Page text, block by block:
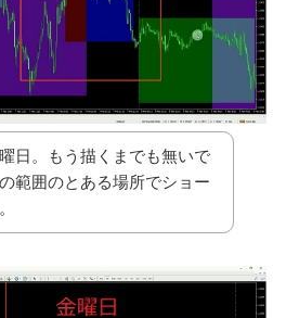
日。もう描くまでも無いで
範囲のとある場所でショー